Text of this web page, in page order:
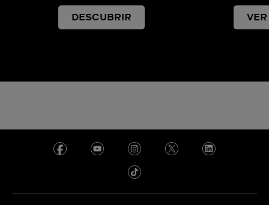
DESCUBRIR